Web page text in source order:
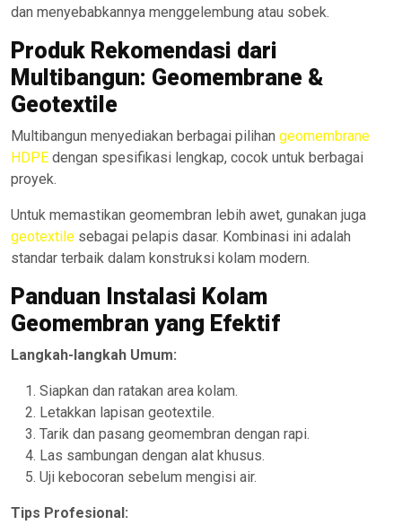
dan menyebabkannya menggelembung atau sobek.
Produk Rekomendasi dari
Multibangun: Geomembrane &
Geotextile
Multibangun menyediakan berbagai pilihan geomembrane
HDPE dengan spesifikasi lengkap, cocok untuk berbagai
proyek.
Untuk memastikan geomembran lebih awet, gunakan juga
geotextile sebagai pelapis dasar. Kombinasi ini adalah
standar terbaik dalam konstruksi kolam modern.
Panduan Instalasi Kolam
Geomembran yang Efektif
Langkah-langkah Umum:
Siapkan dan ratakan area kolam.
Letakkan lapisan geotextile.
Tarik dan pasang geomembran dengan rapi.
Las sambungan dengan alat khusus.
Uji kebocoran sebelum mengisi air.
Tips Profesional: